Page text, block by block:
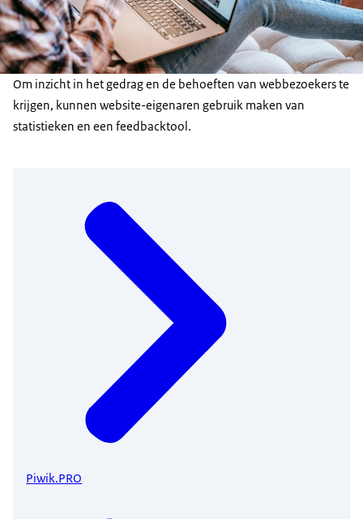
Om inzicht in het gedrag en de behoeften van webbezoekers te
krijgen, kunnen website-eigenaren gebruik maken van
statistieken en een feedbacktool.
Piwik.PRO